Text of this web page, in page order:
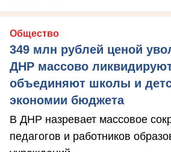
Общество
349 млн рублей ценой
ДНР массово
объединяют школы и
экономии бюджета
В ДНР назревает массовое
педагогов и работников